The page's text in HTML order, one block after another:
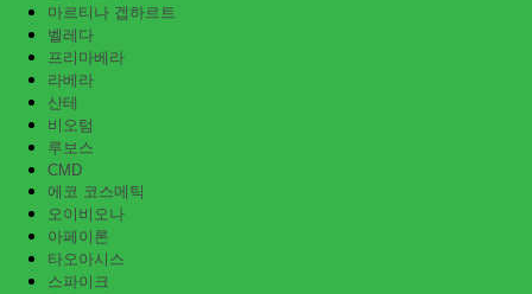
마르티나 겝하르트
벨레다
프리마베라
라베라
산테
비오텀
루보스
CMD
에코 코스메틱
오이비오나
아페이론
타오아시스
스파이크